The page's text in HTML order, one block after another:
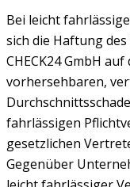
Bei leicht
sich die Haftung
CHECK24 GmbH
vorhersehbaren,
fahrlässigen
gesetzlichen
Gegenüber